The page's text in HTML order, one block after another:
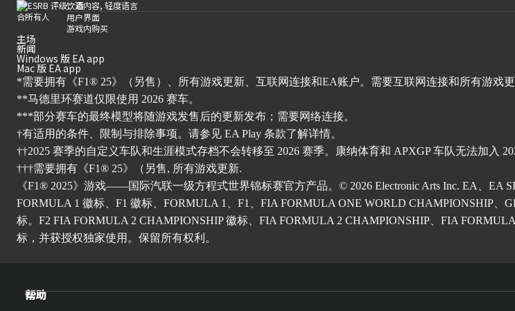
饮酒内容, 轻度语言
用户界面
游戏内购买
主场
新闻
Windows 版 EA app
Mac 版 EA app
*需要拥有《F1® 25》（另售）、所有游戏更新、互联网连接和EA账户。需要互联网连接和所有游戏
**马德里环赛道仅限使用 2026 赛车。
***部分赛车的最终模型将随游戏发售后的更新发布；需要网络连接。
†有适用的条件、限制与排除事项。请参见 EA Play 条款了解详情。
††2025 赛季的自定义车队和生涯模式存档不会转移至 2026 赛季。康纳体育和 APXGP 车队无法加入
†††需要拥有《F1® 25》（另售, 所有游戏更新.
《F1® 2025》游戏——国际汽联一级方程式世界锦标赛官方产品。© 2026 Electronic Arts Inc. EA、EA
FORMULA 1 徽标、F1 徽标、FORMULA 1、F1、FIA FORMULA ONE WORLD CHAMPIONSHIP、
标。F2 FIA FORMULA 2 CHAMPIONSHIP 徽标、FIA FORMULA 2 CHAMPIONSHIP、FIA
标，并获授权独家使用。保留所有权利。
帮助